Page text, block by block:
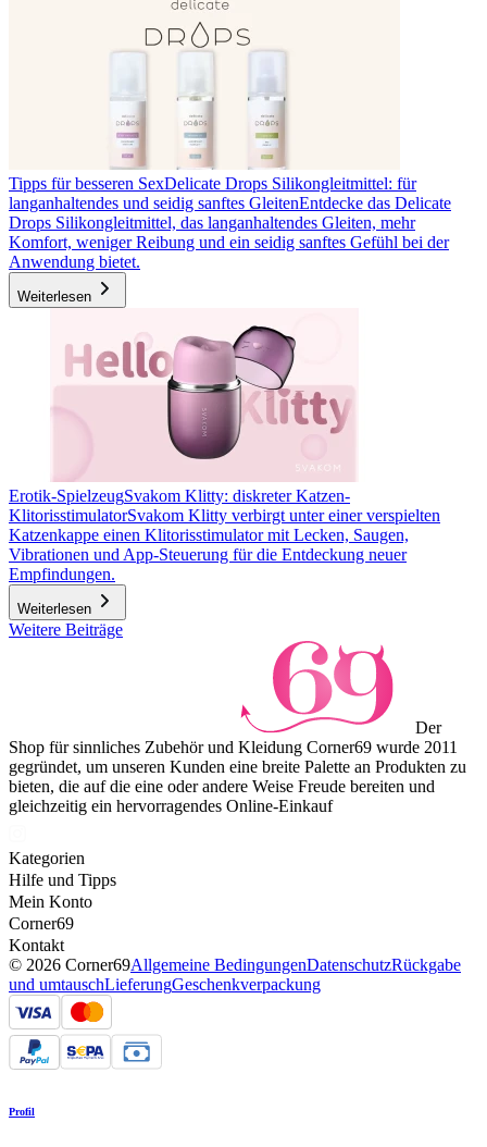
Tipps für besseren SexDelicate Drops Silikongleitmittel: für
langanhaltendes und seidig sanftes GleitenEntdecke das Delicate
Drops Silikongleitmittel, das langanhaltendes Gleiten, mehr
Komfort, weniger Reibung und ein seidig sanftes Gefühl bei der
Anwendung bietet.
Weiterlesen
Erotik-SpielzeugSvakom Klitty: diskreter Katzen-
KlitorisstimulatorSvakom Klitty verbirgt unter einer verspielten
Katzenkappe einen Klitorisstimulator mit Lecken, Saugen,
Vibrationen und App-Steuerung für die Entdeckung neuer
Empfindungen.
Weiterlesen
Weitere Beiträge
Der
Shop für sinnliches Zubehör und Kleidung Corner69 wurde 2011
gegründet, um unseren Kunden eine breite Palette an Produkten zu
bieten, die auf die eine oder andere Weise Freude bereiten und
gleichzeitig ein hervorragendes Online-Einkauf
Kategorien
Hilfe und Tipps
Mein Konto
Corner69
Kontakt
© 2026 Corner69Allgemeine BedingungenDatenschutzRückgabe
und umtauschLieferungGeschenkverpackung
Profil